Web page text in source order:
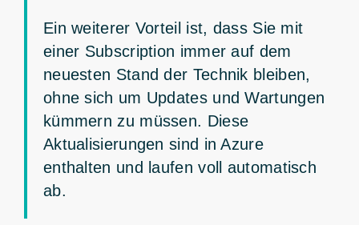
Ein weiterer Vorteil ist, dass Sie mit
einer Subscription immer auf dem
neuesten Stand der Technik bleiben,
ohne sich um Updates und Wartungen
kümmern zu müssen. Diese
Aktualisierungen sind in Azure
enthalten und laufen voll automatisch
ab.